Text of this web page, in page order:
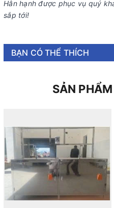
Hân hạnh được phục vụ quý
sắp tới!
BẠN CÓ THỂ THÍCH
SẢN